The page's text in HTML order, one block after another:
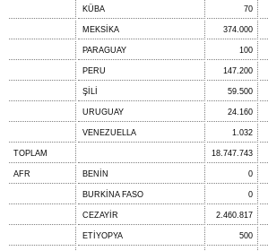
KÜBA 70
MEKSİKA 374.000
PARAGUAY 100
PERU 147.200
ŞİLİ 59.500
URUGUAY 24.160
VENEZUELLA 1.032
TOPLAM 18.747.743
AFR BENİN 0
BURKİNA FASO 0
CEZAYİR 2.460.817
ETİYOPYA 500